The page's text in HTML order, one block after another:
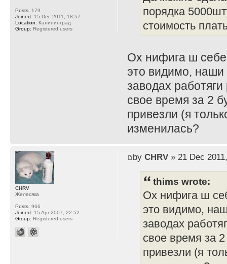
порядка
стоимость
Ох нифига ш
это видимо, наши
заводах
свое время за 2
привезли (я
изменилась?
Posts: 179
Joined: 15 Dec 2011, 18:57
Location: Калининград
Group: Registered users
by CHRV» 21 Dec
thims wrote:
Ох нифига ш
это видимо,
заводах
свое время за
привезли (я
CHRV
Желесяка
Posts: 966
Joined: 15 Apr 2007, 22:52
Group: Registered users